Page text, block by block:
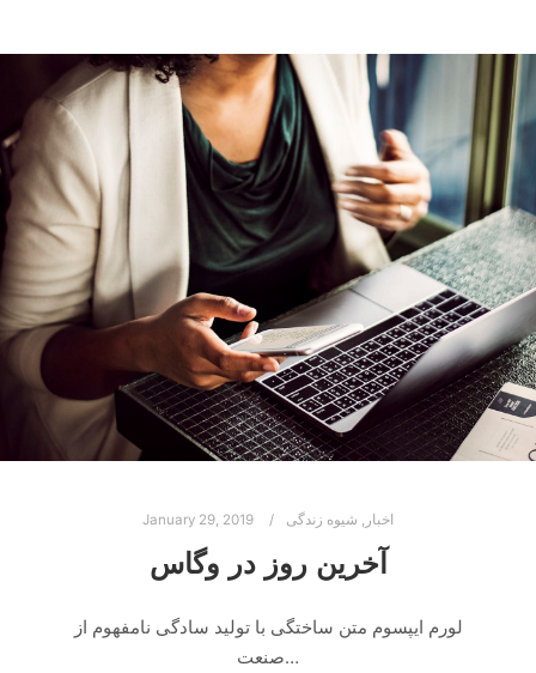
January 29, 2019 اخبار , شیوه زندگی
آخرین روز در وگاس
لورم ایپسوم متن ساختگی با تولید سادگی نامفهوم از
صنعت…